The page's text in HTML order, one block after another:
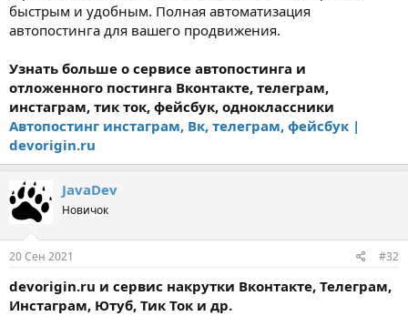
быстрым и удобным. Полная автоматизация
автопостинга для вашего продвижения.
Узнать больше о сервисе автопостинга и
отложенного постинга Вконтакте, телеграм,
инстаграм, тик ток, фейсбук, одноклассники
Автопостинг инстаграм, Вк, телеграм, фейсбук |
devorigin.ru
JavaDev
Новичок
20 Сен 2021 #32
devorigin.ru и сервис накрутки Вконтакте, Телеграм,
Инстаграм, Ютуб, Тик Ток и др.